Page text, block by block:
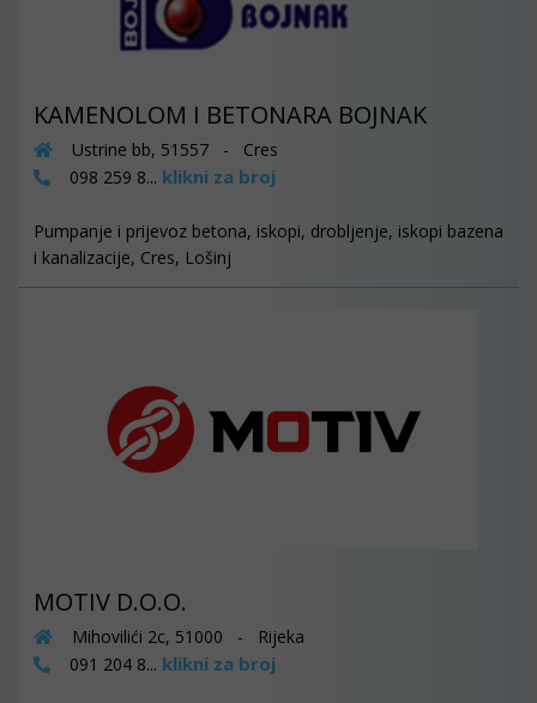
KAMENOLOM I BETONARA BOJNAK
Ustrine bb, 51557 - Cres
098 259 8... klikni za broj
Pumpanje i prijevoz betona, iskopi, drobljenje, iskopi bazena
i kanalizacije, Cres, Lošinj
MOTIV D.O.O.
Mihovilići 2c, 51000 - Rijeka
091 204 8... klikni za broj